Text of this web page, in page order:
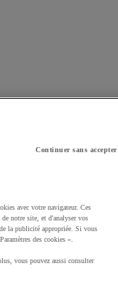
Continuer sans accepter
avec votre navigateur. Ces
notre site, et d'analyser vos
la publicité appropriée. Si vous
des cookies ».
vous pouvez aussi consulter